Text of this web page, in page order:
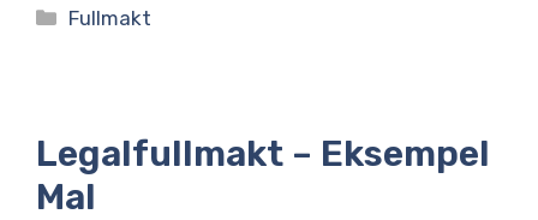
Kategorier
Fullmakt
Legalfullmakt – Eksempel
Mal